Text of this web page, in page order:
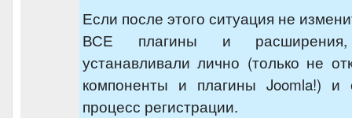
Если после этого ситуация не
ВСЕ плагины и
устанавливали лично (только не
компоненты и плагины Joomla!) и
процесс регистрации.